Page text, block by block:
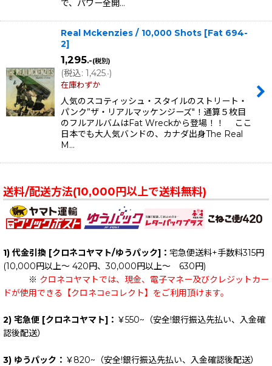
で、パワー全開…
Real Mckenzies / 10,000 Shots [Fat 694-
2]
1,295.-(税別)
(税込: 1,425.-)
在庫わずか
人気のスコティッシュ・スタイルのストリート・
パンク”ザ・リアルマッケンジーズ"！通算５枚目
のフルアルバムはFat Wreckから登場！！ ここ
日本でも大人気バンドの、カナダ出身The Real
M…
送料/配送方法(10,000円以上で送料無料)
1) 代金引換 [クロネコヤマト/ゆうパック]： 宅急便送料+手数料315円
(10,000円以上～ 420円、30,000円以上～ 630円)
※ クロネコヤマトでは、現金、電子マネー及びクレジットカー
ドが使用できる【クロネコeコレクト】をご利用頂けます。
2) 宅急便 [クロネコヤマト]： ￥550~（安全!銀行振込先払い、入金確
認後配送）
3) ゆうパック： ￥820~（安全!銀行振込先払い、入金確認後配送）